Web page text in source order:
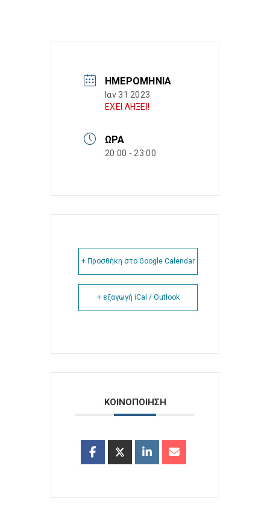
ΗΜΕΡΟΜΗΝΊΑ
Ιαν 31 2023
ΕΧΕΙ ΛΗΞΕΙ!
ΏΡΑ
20:00 - 23:00
+ Προσθήκη στο Google Calendar
+ εξαγωγή iCal / Outlook
ΚΟΙΝΟΠΟΙΗΣΗ